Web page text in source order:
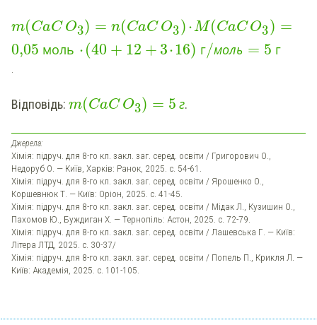
m(CaC O3) = n(CaC O3)⋅M(CaC O3) =
0,05 моль ⋅(40 + 12 + 3⋅16) г/моль = 5 г
.
Відповідь: m(CaC O3) = 5 г.
Джерела:
Хімія: підруч. для 8-го кл. закл. заг. серед. освіти / Григорович О.,
Недоруб О. — Київ, Харків: Ранок, 2025. с. 54-61.
Хімія: підруч. для 8-го кл. закл. заг. серед. освіти / Ярошенко О.,
Коршевнюк Т. — Київ: Оріон, 2025. с. 41-45.
Хімія: підруч. для 8-го кл. закл. заг. серед. освіти / Мідак Л., Кузишин О.,
Пахомов Ю., Буждиган Х. — Тернопіль: Астон, 2025. с. 72-79.
Хімія: підруч. для 8-го кл. закл. заг. серед. освіти / Лашевська Г. — Київ:
Літера ЛТД, 2025. с. 30-37/
Хімія: підруч. для 8-го кл. закл. заг. серед. освіти / Попель П., Крикля Л. —
Київ: Академія, 2025. с. 101-105.